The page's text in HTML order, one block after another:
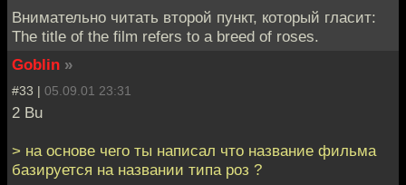
Внимательно читать второй пункт, который гласит:
The title of the film refers to a breed of roses.
Goblin »
#33 | 05.09.01 23:31
2 Bu
> на основе чего ты написал что название фильма
базируется на названии типа роз ?